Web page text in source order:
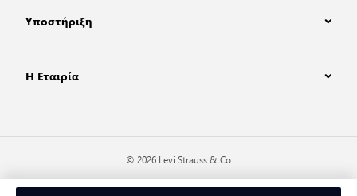
Υποστήριξη
Η Εταιρία
© 2026 Levi Strauss & Co